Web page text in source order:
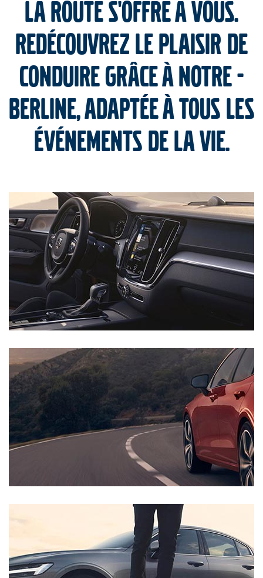
La route s'offre à vous.
Redécouvrez le plaisir de
conduire grâce à notre ­­
berline, adaptée à tous les
événements de la vie.